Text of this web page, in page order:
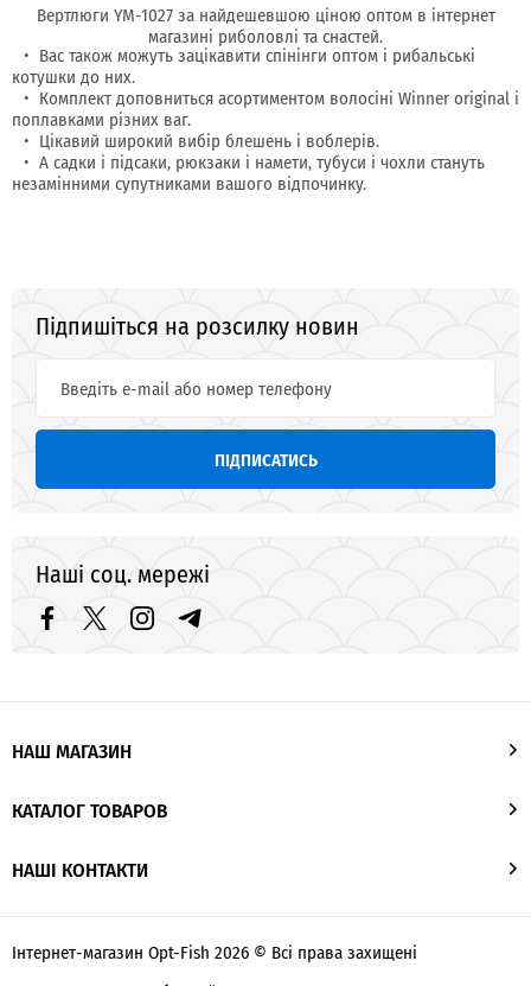
Вертлюги YM-1027 за найдешевшою ціною оптом в інтернет
магазині риболовлі та снастей.
Вас також можуть зацікавити спінінги оптом і рибальські
котушки до них.
Комплект доповниться асортиментом волосіні Winner original і
поплавками різних ваг.
Цікавий широкий вибір блешень і воблерів.
А садки і підсаки, рюкзаки і намети, тубуси і чохли стануть
незамінними супутниками вашого відпочинку.
Підпишіться на розсилку новин
ПІДПИСАТИСЬ
Наші соц. мережі
НАШ МАГАЗИН
КАТАЛОГ ТОВАРОВ
НАШІ КОНТАКТИ
Інтернет-магазин Opt-Fish 2026 © Всі права захищені